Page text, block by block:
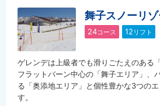
舞子スノーリゾ
24コース 12 リフト
ゲレンデは上級者でも滑りごたえのある
フラットバーン中心の「舞子エリア」、
る「奥添地エリア」と個性豊かな3つの
す。